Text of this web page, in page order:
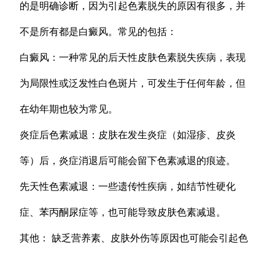
的是明确诊断，因为引起色素脱失的原因有很多，并
不是所有都是白癜风。常见的包括：
白癜风：一种常见的后天性皮肤色素脱失疾病，表现
为局限性或泛发性白色斑片，可发生于任何年龄，但
在幼年期也较为常见。
炎症后色素减退：皮肤在发生炎症（如湿疹、皮炎
等）后，炎症消退后可能会留下色素减退的痕迹。
先天性色素减退：一些遗传性疾病，如结节性硬化
症、苯丙酮尿症等，也可能导致皮肤色素减退。
其他： 缺乏营养素、皮肤外伤等原因也可能会引起色